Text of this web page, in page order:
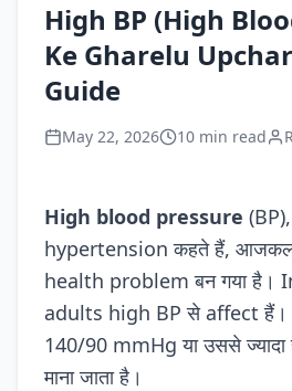
High BP (High
Ke Gharelu
Guide
May 22, 2026 10 min read
High blood pressure
hypertension कहते हैं,
health problem बन गया है।
adults high BP से affect हैं।
140/90 mmHg या उससे
माना जाता है।